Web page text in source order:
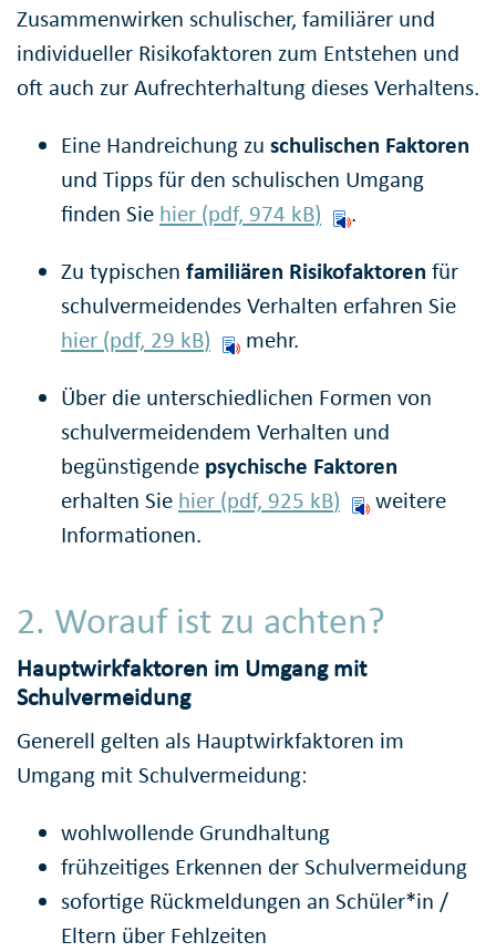
Zusammenwirken schulischer, familiärer und
individueller Risikofaktoren zum Entstehen und
oft auch zur Aufrechterhaltung dieses Verhaltens.
Eine Handreichung zu schulischen Faktoren
und Tipps für den schulischen Umgang
finden Sie hier (pdf, 974 kB)
.
Zu typischen familiären Risikofaktoren für
schulvermeidendes Verhalten erfahren Sie
hier (pdf, 29 kB)
mehr.
Über die unterschiedlichen Formen von
schulvermeidendem Verhalten und
begünstigende psychische Faktoren
erhalten Sie hier (pdf, 925 kB)
weitere
Informationen.
2. Worauf ist zu achten?
Hauptwirkfaktoren im Umgang mit
Schulvermeidung
Generell gelten als Hauptwirkfaktoren im
Umgang mit Schulvermeidung:
wohlwollende Grundhaltung
frühzeitiges Erkennen der Schulvermeidung
sofortige Rückmeldungen an Schüler*in /
Eltern über Fehlzeiten